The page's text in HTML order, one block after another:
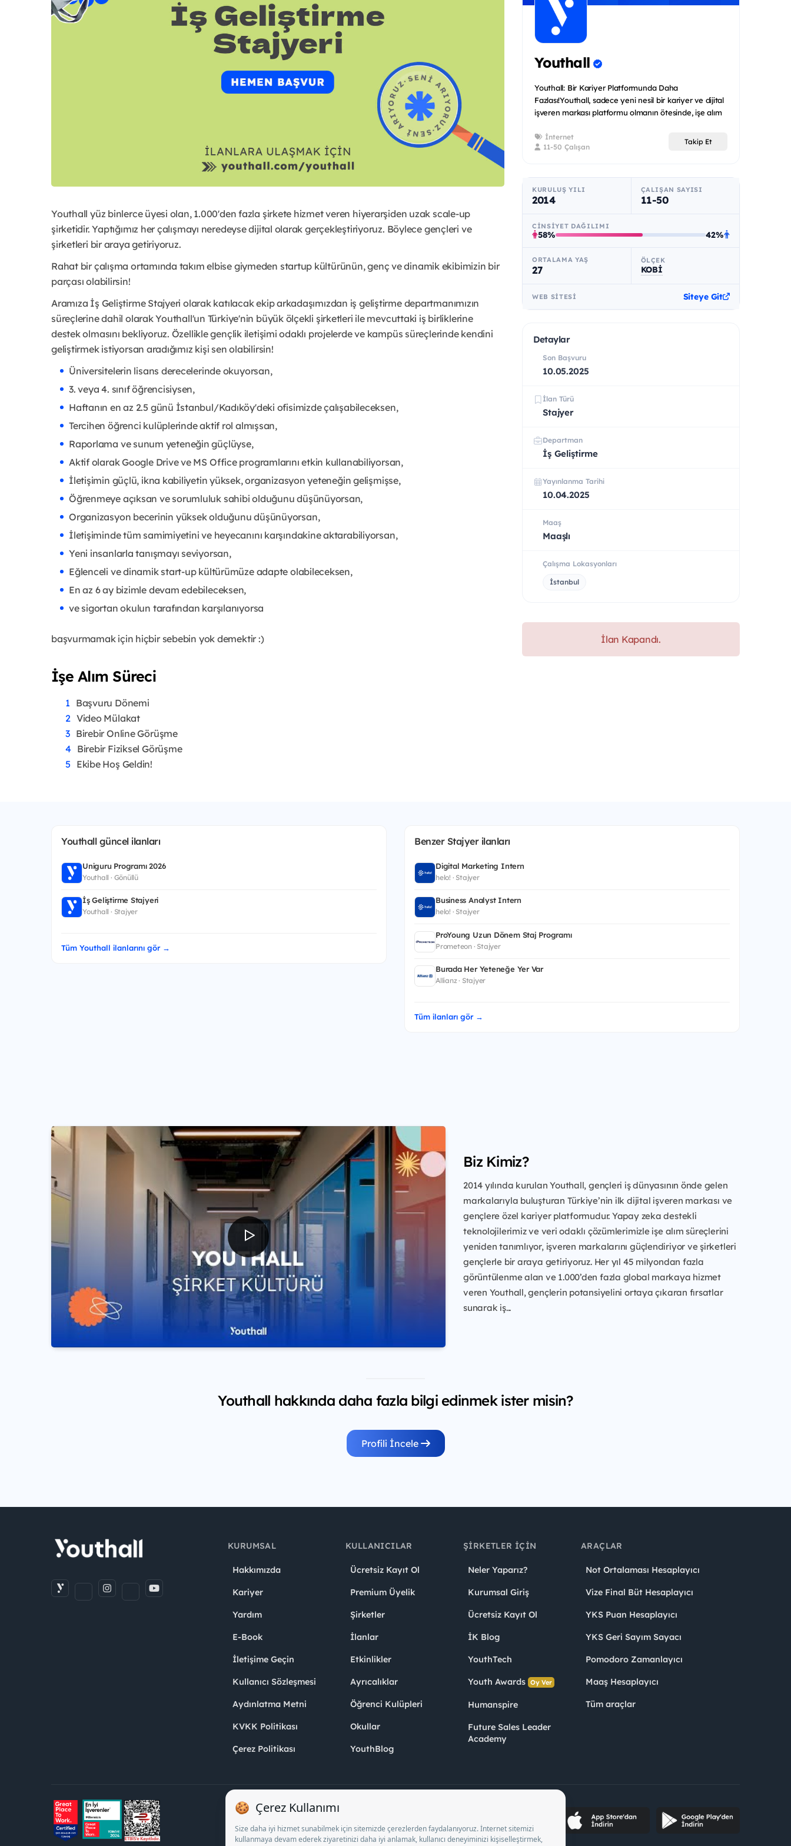
Youthall yüz binlerce üyesi olan, 1.000'den fazla şirkete hizmet veren hiyerarşiden uzak scale-up
şirketidir. Yaptığımız her çalışmayı neredeyse dijital olarak gerçekleştiriyoruz. Böylece gençleri ve
şirketleri bir araya getiriyoruz.
Rahat bir çalışma ortamında takım elbise giymeden startup kültürünün, genç ve dinamik ekibimizin bir
parçası olabilirsin!
Aramıza İş Geliştirme Stajyeri olarak katılacak ekip arkadaşımızdan iş geliştirme departmanımızın
süreçlerine dahil olarak Youthall'un Türkiye'nin büyük ölçekli şirketleri ile mevcuttaki iş birliklerine
destek olmasını bekliyoruz. Özellikle gençlik iletişimi odaklı projelerde ve kampüs süreçlerinde kendini
geliştirmek istiyorsan aradığımız kişi sen olabilirsin!
Üniversitelerin lisans derecelerinde okuyorsan,
3. veya 4. sınıf öğrencisiysen,
Haftanın en az 2.5 günü İstanbul/Kadıköy'deki ofisimizde çalışabileceksen,
Tercihen öğrenci kulüplerinde aktif rol almışsan,
Raporlama ve sunum yeteneğin güçlüyse,
Aktif olarak Google Drive ve MS Office programlarını etkin kullanabiliyorsan,
İletişimin güçlü, ikna kabiliyetin yüksek, organizasyon yeteneğin gelişmişse,
Öğrenmeye açıksan ve sorumluluk sahibi olduğunu düşünüyorsan,
Organizasyon becerinin yüksek olduğunu düşünüyorsan,
İletişiminde tüm samimiyetini ve heyecanını karşındakine aktarabiliyorsan,
Yeni insanlarla tanışmayı seviyorsan,
Eğlenceli ve dinamik start-up kültürümüze adapte olabileceksen,
En az 6 ay bizimle devam edebileceksen,
ve sigortan okulun tarafından karşılanıyorsa
başvurmamak için hiçbir sebebin yok demektir :)
İşe Alım Süreci
Başvuru Dönemi
Video Mülakat
Birebir Online Görüşme
Birebir Fiziksel Görüşme
Ekibe Hoş Geldin!
Youthall
Youthall: Bir Kariyer Platformunda Daha
Fazlası!Youthall, sadece yeni nesil bir kariyer ve dijital
işveren markası platformu olmanın ötesinde, işe alım
İnternet
11-50 Çalışan
Takip Et
KURULUŞ YILI
2014
ÇALIŞAN SAYISI
11-50
CINSIYET DAĞILIMI
58% 42%
ORTALAMA YAŞ
27
ÖLÇEK
KOBİ
WEB SITESI Siteye Git
Detaylar
Son Başvuru
10.05.2025
İlan Türü
Stajyer
Departman
İş Geliştirme
Yayınlanma Tarihi
10.04.2025
Maaş
Maaşlı
Çalışma Lokasyonları
İstanbul
İlan Kapandı.
Youthall güncel ilanları
Uniguru Programı 2026
Youthall · Gönüllü
İş Geliştirme Stajyeri
Youthall · Stajyer
Tüm Youthall ilanlarını gör →
Benzer Stajyer ilanları
Digital Marketing Intern
helo! · Stajyer
Business Analyst Intern
helo! · Stajyer
ProYoung Uzun Dönem Staj Programı
Prometeon · Stajyer
Burada Her Yeteneğe Yer Var
Allianz · Stajyer
Tüm ilanları gör →
Biz Kimiz?
2014 yılında kurulan Youthall, gençleri iş dünyasının önde gelen
markalarıyla buluşturan Türkiye’nin ilk dijital işveren markası ve
gençlere özel kariyer platformudur. Yapay zeka destekli
teknolojilerimiz ve veri odaklı çözümlerimizle işe alım süreçlerini
yeniden tanımlıyor, işveren markalarını güçlendiriyor ve şirketleri
gençlerle bir araya getiriyoruz. Her yıl 45 milyondan fazla
görüntülenme alan ve 1.000’den fazla global markaya hizmet
veren Youthall, gençlerin potansiyelini ortaya çıkaran fırsatlar
sunarak iş...
Youthall hakkında daha fazla bilgi edinmek ister misin?
Profili İncele
KURUMSAL
Hakkımızda
Kariyer
Yardım
E-Book
İletişime Geçin
Kullanıcı Sözleşmesi
Aydınlatma Metni
KVKK Politikası
Çerez Politikası
KULLANICILAR
Ücretsiz Kayıt Ol
Premium Üyelik
Şirketler
İlanlar
Etkinlikler
Ayrıcalıklar
Öğrenci Kulüpleri
Okullar
YouthBlog
ŞIRKETLER İÇIN
Neler Yaparız?
Kurumsal Giriş
Ücretsiz Kayıt Ol
İK Blog
YouthTech
Youth Awards Oy Ver
Humanspire
Future Sales Leader
Academy
ARAÇLAR
Not Ortalaması Hesaplayıcı
Vize Final Büt Hesaplayıcı
YKS Puan Hesaplayıcı
YKS Geri Sayım Sayacı
Pomodoro Zamanlayıcı
Maaş Hesaplayıcı
Tüm araçlar